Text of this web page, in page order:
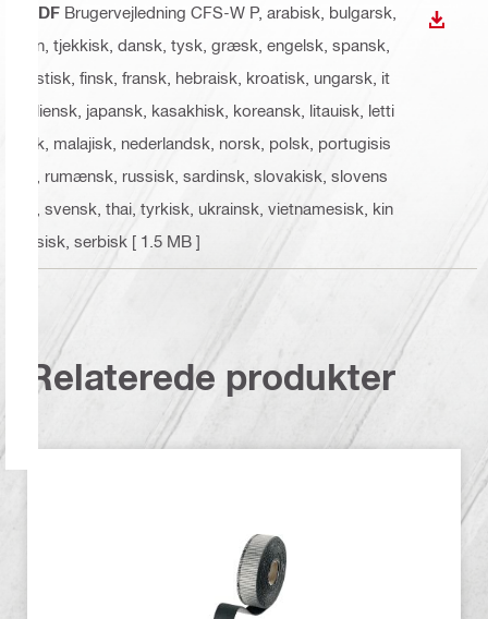
PDF Brugervejledning CFS-W P , arabisk, bulgarsk,
cn, tjekkisk, dansk, tysk, græsk, engelsk, spansk,
estisk, finsk, fransk, hebraisk, kroatisk, ungarsk, it
aliensk, japansk, kasakhisk, koreansk, litauisk, letti
sk, malajisk, nederlandsk, norsk, polsk, portugisis
k, rumænsk, russisk, sardinsk, slovakisk, slovens
k, svensk, thai, tyrkisk, ukrainsk, vietnamesisk, kin
esisk, serbisk [ 1.5 MB ]
Relaterede produkter